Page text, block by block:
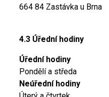
664 84 Zastávka u Brna
4.3 Úřední hodiny
Úřední hodiny
Pondělí a středa
Neúřední hodiny